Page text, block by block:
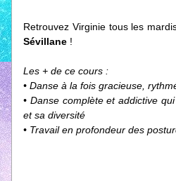
Retrouvez Virginie tous les
Sévillane !
Les + de ce cours :
• Danse à la fois gracieuse,
• Danse complète et addictive
et sa diversité
• Travail en profondeur des